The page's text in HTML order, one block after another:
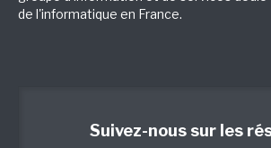
de l'informatique en France.
Suivez-nous sur les